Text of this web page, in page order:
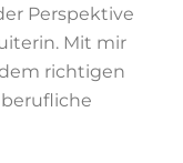
Perspektive
Mit mir
richtigen